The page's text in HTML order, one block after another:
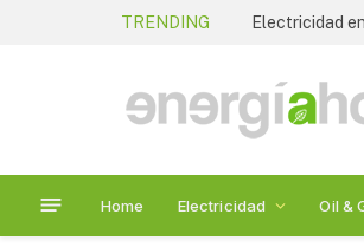
TRENDING Electricidad
Home Electricidad Oil &